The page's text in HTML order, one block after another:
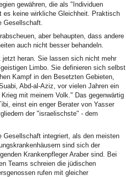
gewähren, die als "Individuen
es keine wirkliche Gleichheit. Praktisch
Gesellschaft.
aber behaupten, dass andere
auch nicht besser behandeln.
jetzt heran. Sie lassen sich nicht mehr
Limbo. Sie definieren sich selbst
Kampf in den Besetzten Gebieten,
Abd-al-Aziz, vor vielen Jahren ein
mit meinem Volk." Das gegenwärtig
einst ein enger Berater von Yasser
der "israelischste" - dem
Gesellschaft integriert, als den meisten
sind sich der
Krankenpfleger Araber sind. Bei
Teams schreien die jüdischen
rufen mit gleicher